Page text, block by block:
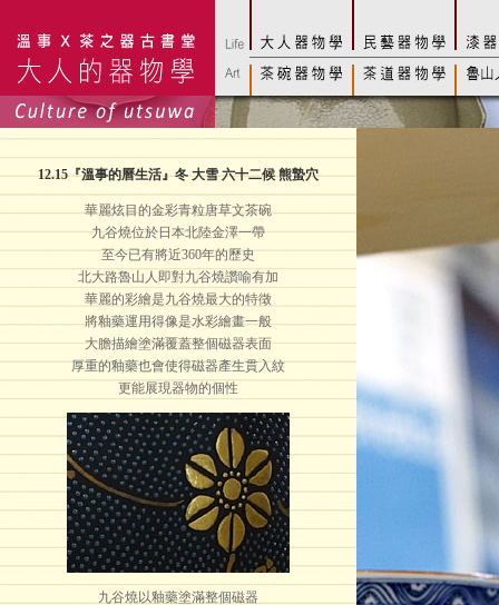
12.15『溫事的曆生活』冬 大雪 六十二候 熊蟄穴
華麗炫目的金彩青粒唐草文茶碗
九谷燒位於日本北陸金澤一帶
至今已有將近360年的歷史
北大路魯山人即對九谷燒讚喻有加
華麗的彩繪是九谷燒最大的特徵
將釉藥運用得像是水彩繪畫一般
大膽描繪塗滿覆蓋整個磁器表面
厚重的釉藥也會使得磁器產生貫入紋
更能展現器物的個性
九谷燒以釉藥塗滿整個磁器